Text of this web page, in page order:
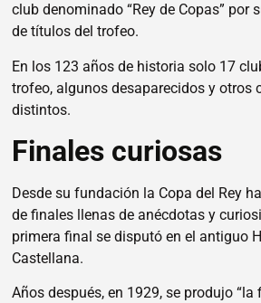
club denominado “Rey de Copas” por
de títulos del trofeo.
En los 123 años de historia solo 17
trofeo, algunos desaparecidos y otros
distintos.
Finales curiosas
Desde su fundación la Copa del Rey
de finales llenas de anécdotas y
primera final se disputó en el antiguo
Castellana.
Años después, en 1929, se produjo “la